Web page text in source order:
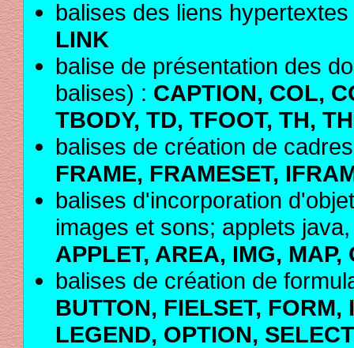
balises des liens
LINK
balise de présentation des
balises) : CAPTION, COL,
TBODY, TD, TFOOT, TH,
balises de création de
FRAME, FRAMESET,
balises d'incorporation
images et sons; applets
APPLET, AREA, IMG, MAP,
balises de création de
BUTTON, FIELSET,
LEGEND, OPTION,